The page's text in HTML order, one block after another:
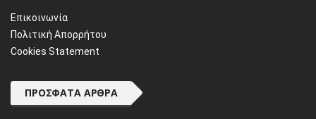
Επικοινωνία
Πολιτική Απορρήτου
Cookies Statement
ΠΡΌΣΦΑΤΑ ΆΡΘΡΑ